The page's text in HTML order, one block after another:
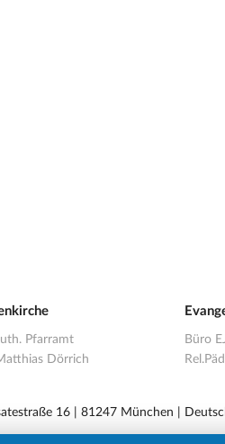
Pfarramt
Dörrich
Büro
16 | 81247 München |